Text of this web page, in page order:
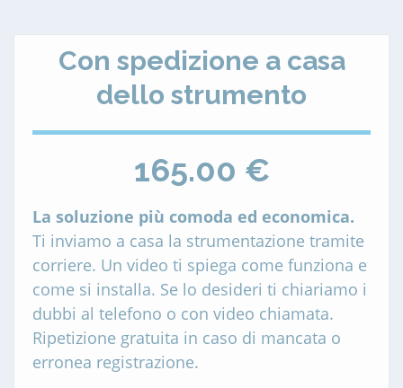
Con spedizione a casa
dello strumento
165.00 €
La soluzione più comoda ed economica.
Ti inviamo a casa la strumentazione tramite
corriere. Un video ti spiega come funziona e
come si installa. Se lo desideri ti chiariamo i
dubbi al telefono o con video chiamata.
Ripetizione gratuita in caso di mancata o
erronea registrazione.